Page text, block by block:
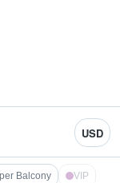
USD
Balcony VIP